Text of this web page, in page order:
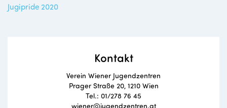
Jugipride 2020
Kontakt
Verein Wiener Jugendzentren
Prager Straße 20, 1210 Wien
Tel.: 01/278 76 45
wiener@jugendzentren.at